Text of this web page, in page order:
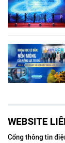
WEBSITE
Cổng thông tin